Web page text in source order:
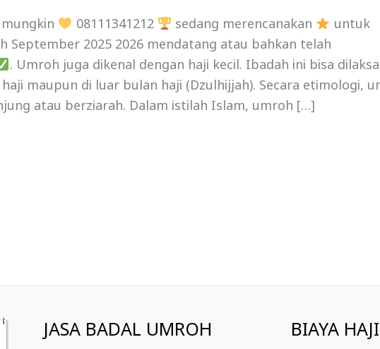
08111341212 sedang merencanakan
untuk
September 2025 2026 mendatang atau bahkan telah
. Umroh juga dikenal dengan haji kecil. Ibadah ini bisa
maupun di luar bulan haji (Dzulhijjah). Secara etimologi,
atau berziarah. Dalam istilah Islam, umroh […]
JASA BADAL UMROH
BIAYA